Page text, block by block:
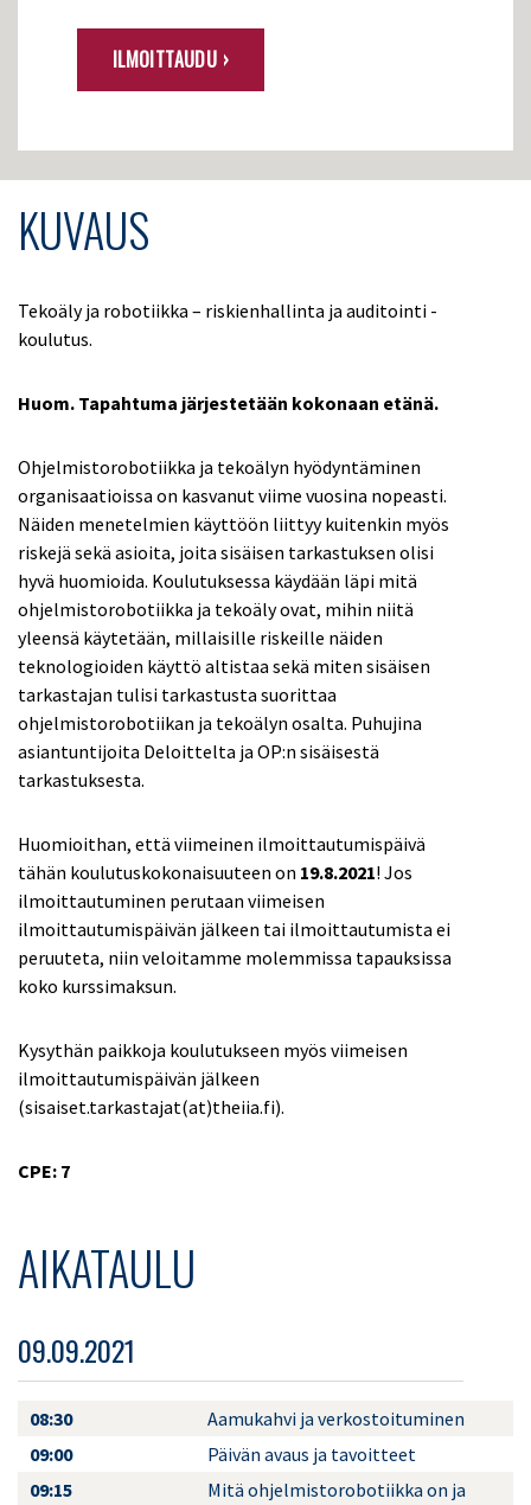
ILMOITTAUDU ›
KUVAUS
Tekoäly ja robotiikka – riskienhallinta ja auditointi -
koulutus.
Huom. Tapahtuma järjestetään kokonaan etänä.
Ohjelmistorobotiikka ja tekoälyn hyödyntäminen
organisaatioissa on kasvanut viime vuosina nopeasti.
Näiden menetelmien käyttöön liittyy kuitenkin myös
riskejä sekä asioita, joita sisäisen tarkastuksen olisi
hyvä huomioida. Koulutuksessa käydään läpi mitä
ohjelmistorobotiikka ja tekoäly ovat, mihin niitä
yleensä käytetään, millaisille riskeille näiden
teknologioiden käyttö altistaa sekä miten sisäisen
tarkastajan tulisi tarkastusta suorittaa
ohjelmistorobotiikan ja tekoälyn osalta. Puhujina
asiantuntijoita Deloittelta ja OP:n sisäisestä
tarkastuksesta.
Huomioithan, että viimeinen ilmoittautumispäivä
tähän koulutuskokonaisuuteen on 19.8.2021! Jos
ilmoittautuminen perutaan viimeisen
ilmoittautumispäivän jälkeen tai ilmoittautumista ei
peruuteta, niin veloitamme molemmissa tapauksissa
koko kurssimaksun.
Kysythän paikkoja koulutukseen myös viimeisen
ilmoittautumispäivän jälkeen
(sisaiset.tarkastajat(at)theiia.fi).
CPE: 7
AIKATAULU
09.09.2021
08:30
Aamukahvi ja verkostoituminen
09:00
Päivän avaus ja tavoitteet
09:15
Mitä ohjelmistorobotiikka on ja